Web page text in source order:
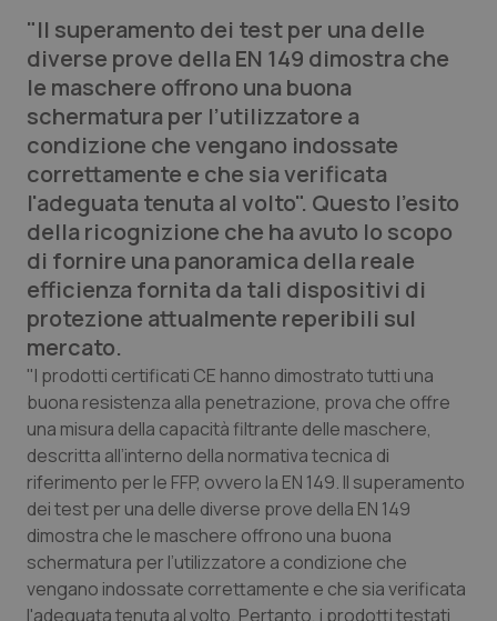
Edizioni Regionali
QS Pro
Professionisti Sanitari.AI
Abruzzo
Basilicata
Calabria
Campania
Emilia-Romagna
Friuli Venezia Giulia
Lazio
Liguria
QS Pro Gold
Artrite & artrosi
Asma & BPCO
Car-T
Colesterolo & coronaropatie
Dermatite Atopica
Diabete & glucometri
Disturbi dell’umore
QS Club Newsletter
"Il superamento dei test per una delle
diverse prove della EN 149 dimostra che
le maschere offrono una buona
schermatura per l’utilizzatore a
condizione che vengano indossate
correttamente e che sia verificata
l'adeguata tenuta al volto". Questo l'esito
della ricognizione che ha avuto lo scopo
di fornire una panoramica della reale
efficienza fornita da tali dispositivi di
protezione attualmente reperibili sul
mercato.
"I prodotti certificati CE hanno dimostrato tutti una
buona resistenza alla penetrazione, prova che offre
una misura della capacità filtrante delle maschere,
descritta all’interno della normativa tecnica di
riferimento per le FFP, ovvero la EN 149. Il superamento
dei test per una delle diverse prove della EN 149
dimostra che le maschere offrono una buona
schermatura per l’utilizzatore a condizione che
vengano indossate correttamente e che sia verificata
l'adeguata tenuta al volto. Pertanto, i prodotti testati